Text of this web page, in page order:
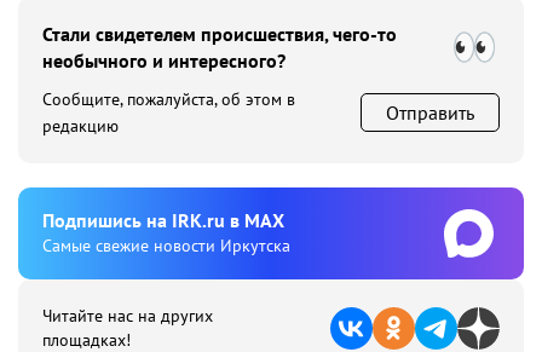
Стали свидетелем происшествия, чего-то
необычного и интересного?
Сообщите, пожалуйста, об этом в
редакцию
Отправить
Подпишиcь на IRK.ru в MAX
Cамые свежие новости Иркутска
Читайте нас на других
площадках!